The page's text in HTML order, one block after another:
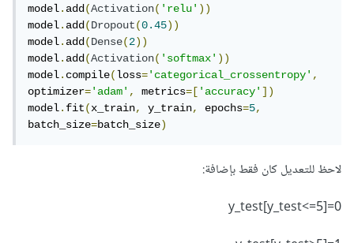
model.add(Activation('relu'))
model.add(Dropout(0.45))
model.add(Dense(2))
model.add(Activation('softmax'))
model.compile(loss='categorical_crossentropy',
optimizer='adam', metrics=['accuracy'])
model.fit(x_train, y_train, epochs=5,
batch_size=batch_size)
لاحظ للتعديل كان فقط بإضافة:
y_test[y_test<=5]=0